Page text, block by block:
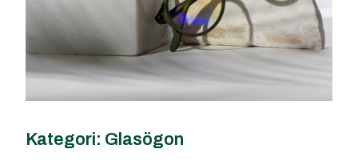
Kategori: Glasögon